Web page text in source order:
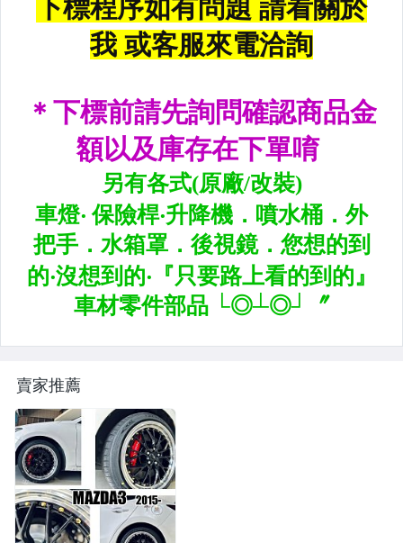
LED第三剎車燈.LED燈泡
各車系專用DRL日行燈
前後保桿.前後下巴.側裙.尾翼
升降機.汽車零件.鈑金零件
內.外把手.後視鏡.LED後視鏡
大燈框.後燈框.側燈框.霧燈框
煞車油門踏板.冷光迎賓踏板
排氣管.內龜板.下護板.擋泥板
牌照燈.室內燈.照地燈
原廠改裝水箱罩.通風網
各車系燈眉.空力套件
非常機車
車用精品百貨類.各車系晴雨窗
避震器.卡鉗.來另片.短彈簧
賣家推薦